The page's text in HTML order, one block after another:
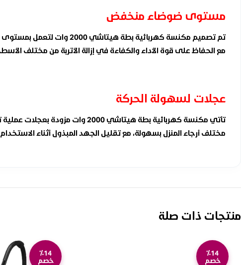
مستوى ضوضاء منخفض
تم تصميم مكنسة
مع الحفاظ على قوة الأداء والكفاءة في إزالة الأتربة من مختلف
عجلات لسهولة الحركة
تأتي مكنسة كهربائية بطة
مختلف أرجاء المنزل بسهولة، مع تقليل الجهد المبذول أثناء
منتجات ذات صلة
٪14
خصم
٪14
خصم